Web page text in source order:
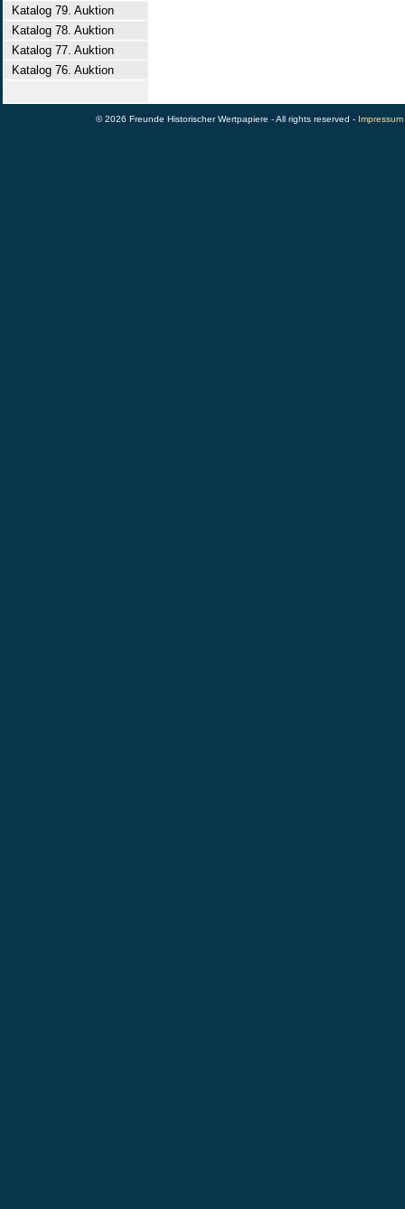
Katalog 79. Auktion
Katalog 78. Auktion
Katalog 77. Auktion
Katalog 76. Auktion
© 2026 Freunde Historischer Wertpapiere - All rights reserved - Impressum